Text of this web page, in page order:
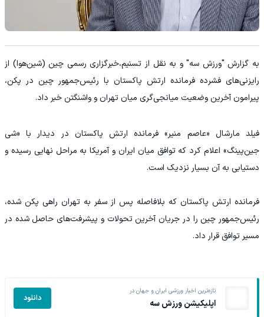
به گزارش "ورزش سه" و به نقل از تسنیم،‌خبرگزاری رسمی چین (شین‌هوا) از
رایزنی‌های فشرده فرمانده ارتش پاکستان با رئیس‌جمهور چین در پکن،
پیرامون آخرین وضعیت میانجی‌گری میان تهران و واشنگتن خبر داد.
فیلد مارشال «عاصم منیر» فرمانده ارتش پاکستان در دیدار با «شی
جین‌پینگ» اعلام کرد که توافق میان ایران و آمریکا به مراحل نهایی رسیده و
دستیابی به آن بسیار نزدیک است.
فرمانده ارتش پاکستان که بلافاصله پس از سفر به تهران راهی پکن شده،
رئیس‌جمهور چین را در جریان آخرین تحولات و پیشرفت‌های حاصل شده در
مسیر توافق قرار داد.
تازه‌ترین اخبار ورزشی ایران و جهان در
اپلیکیشن ورزش سه دانلود